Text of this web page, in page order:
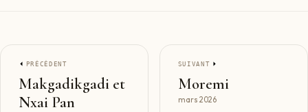
PRÉCÉDENT
Makgadikgadi et
Nxai Pan
SUIVANT
Moremi
mars 2026